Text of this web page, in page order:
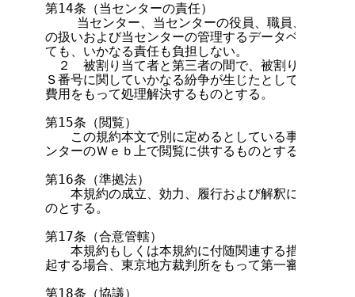
第14条（当センターの責任）
当センター、当センターの役員、職員、委員そ
の扱いおよび当センターの管理するデータベースの
ても、いかなる責任も負担しない。
２　被割り当て者と第三者の間で、被割り当て者が
Ｓ番号に関していかなる紛争が生じたとしても、被
費用をもって処理解決するものとする。
第15条（閲覧）
この規約本文で別に定めるとしている事項につい
ンターのＷｅｂ上で閲覧に供するものとする。
第16条（準拠法）
本規約の成立、効力、履行および解釈に関しては
のとする。
第17条（合意管轄）
本規約もしくは本規約に付随関連する措置または
起する場合、東京地方裁判所をもって第一審の専属
第18条（協議）